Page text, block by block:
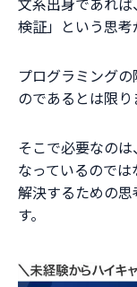
検証」という思
プログラミング
のであるとは限り
そこで必要なの
なっているので
解決するための
す。